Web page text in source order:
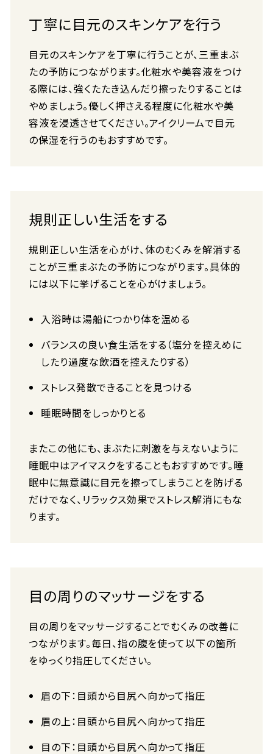
丁寧に目元のスキンケアを行う
目元のスキンケアを丁寧に行うことが、三重まぶ
たの予防につながります。化粧水や美容液をつけ
る際には、強くたたき込んだり擦ったりすることは
やめましょう。優しく押さえる程度に化粧水や美
容液を浸透させてください。アイクリームで目元
の保湿を行うのもおすすめです。
規則正しい生活をする
規則正しい生活を心がけ、体のむくみを解消する
ことが三重まぶたの予防につながります。具体的
には以下に挙げることを心がけましょう。
入浴時は湯船につかり体を温める
バランスの良い食生活をする（塩分を控えめに
したり過度な飲酒を控えたりする）
ストレス発散できることを見つける
睡眠時間をしっかりとる
またこの他にも、まぶたに刺激を与えないように
睡眠中はアイマスクをすることもおすすめです。睡
眠中に無意識に目元を擦ってしまうことを防げる
だけでなく、リラックス効果でストレス解消にもな
ります。
目の周りのマッサージをする
目の周りをマッサージすることでむくみの改善に
つながります。毎日、指の腹を使って以下の箇所
をゆっくり指圧してください。
眉の下：目頭から目尻へ向かって指圧
眉の上：目頭から目尻へ向かって指圧
目の下：目頭から目尻へ向かって指圧